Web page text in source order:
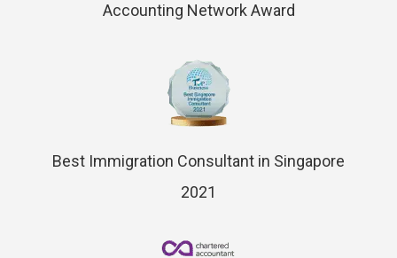
Accounting Network Award
Best Immigration Consultant in Singapore
2021